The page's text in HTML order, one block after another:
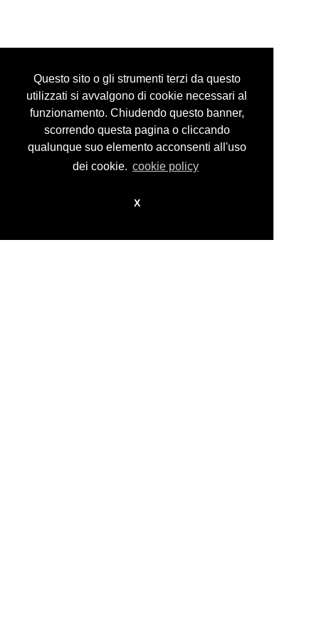
Questo sito o gli strumenti terzi da questo
utilizzati si avvalgono di cookie necessari al
funzionamento. Chiudendo questo banner,
scorrendo questa pagina o cliccando
qualunque suo elemento acconsenti all'uso
dei cookie. cookie policy
X
Privacy Policy
© guidocosta projects 2016 - 2026
design bynikita workstation web_sign